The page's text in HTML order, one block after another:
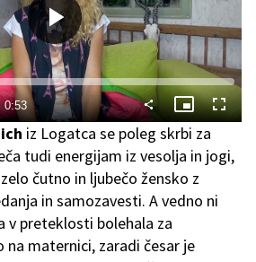
Predvajaj
Duration
0:53
Slika
v
sliki
način
iz Logatca se poleg skrbi za
tudi energijam iz vesolja in jogi,
čutno in ljubečo žensko z
in samozavesti. A vedno ni
v preteklosti bolehala za
maternici, zaradi česar je